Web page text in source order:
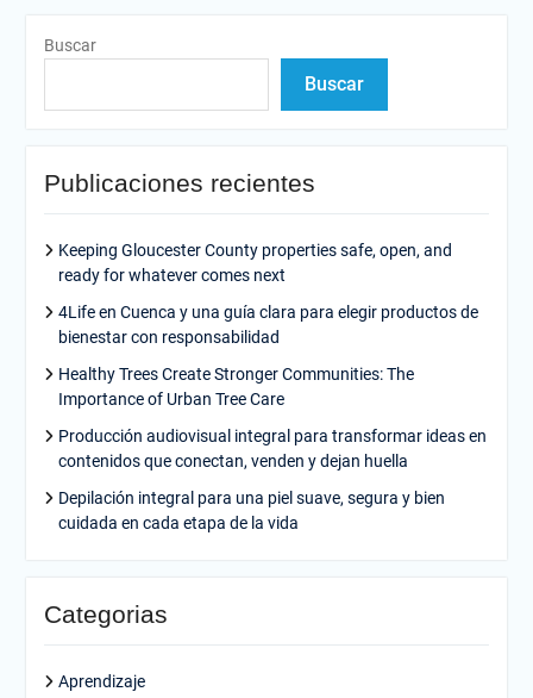
Buscar
Buscar
Publicaciones recientes
Keeping Gloucester County properties safe, open, and
ready for whatever comes next
4Life en Cuenca y una guía clara para elegir productos de
bienestar con responsabilidad
Healthy Trees Create Stronger Communities: The
Importance of Urban Tree Care
Producción audiovisual integral para transformar ideas en
contenidos que conectan, venden y dejan huella
Depilación integral para una piel suave, segura y bien
cuidada en cada etapa de la vida
Categorias
Aprendizaje